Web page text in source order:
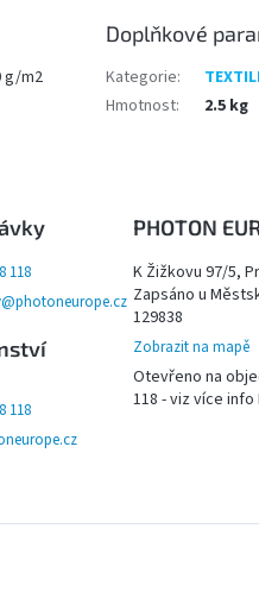
g/m2
Doplňkové
Kategorie:
Hmotnost: 2.5 kg
118
118
PHOTON
K Žižkovu 97/5,
Zapsáno u
129838
Zobrazit na mapě
Otevřeno na
118 - viz více